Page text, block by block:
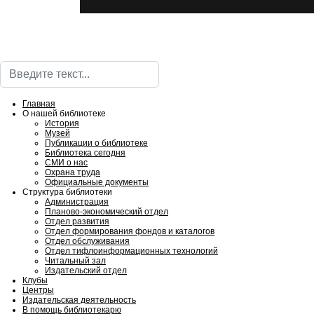
Поиск
Главная
О нашей библиотеке
История
Музей
Публикации о библиотеке
Библиотека сегодня
СМИ о нас
Охрана труда
Официальные документы
Структура библиотеки
Администрация
Планово-экономический отдел
Отдел развития
Отдел формирования фондов и каталогов
Отдел обслуживания
Отдел тифлоинформационных технологий
Читальный зал
Издательский отдел
Клубы
Центры
Издательская деятельность
В помощь библиотекарю